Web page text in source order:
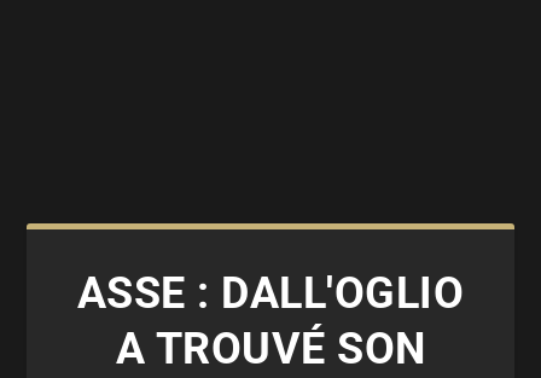
ASSE : DALL'OGLIO
A TROUVÉ SON